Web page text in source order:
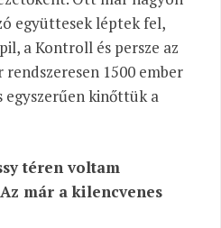
együttesek léptek fel,
a Kontroll és persze az
1500 ember
egyszerűen kinőttük a
téren voltam
már a kilencvenes